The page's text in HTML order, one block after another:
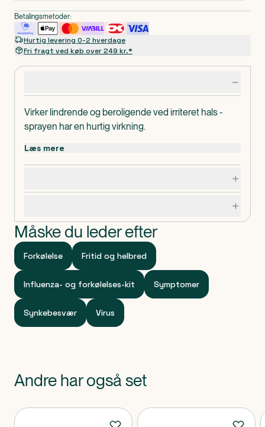
Virker lindrende og beroligende ved irriteret hals -
sprayen har en hurtig virkning.
Læs mere
Måske du leder efter
Forkølelse Fritid og helbred
Influenza- og forkølelses-kit Symptomer
Synkebesvær Virus
Betalingsmetoder:
Hurtig levering 0-2 hverdage
Fri fragt ved køb over 249 kr.*
Andre har også set
Produkter